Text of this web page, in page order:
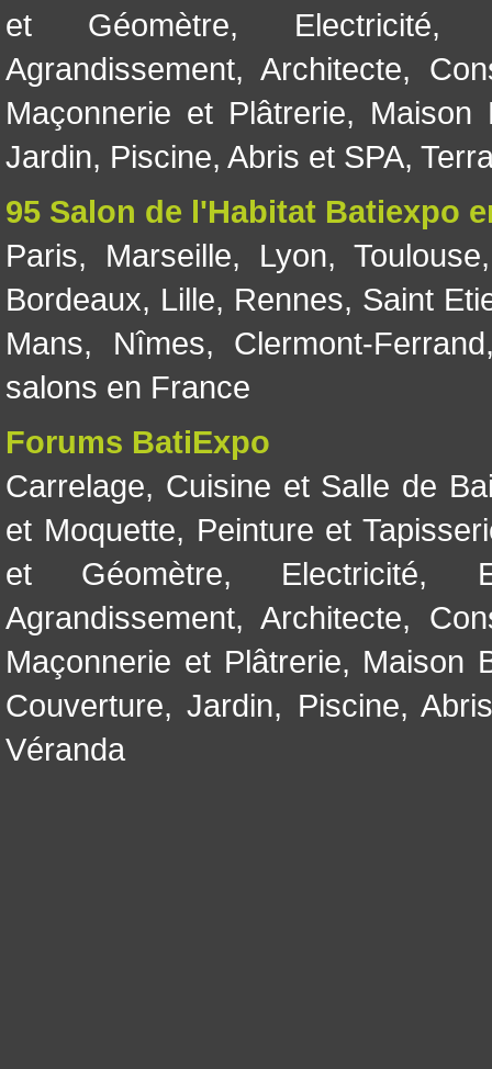
et Géomètre, Electricité
Agrandissement, Architecte,
Maçonnerie et Plâtrerie, Maison
Jardin, Piscine, Abris et SPA,
95 Salon de l'Habitat Batiexpo
Paris, Marseille, Lyon, Toulouse
Bordeaux, Lille, Rennes, Saint
Mans, Nîmes, Clermont-Ferrand
salons en France
Forums BatiExpo
Carrelage, Cuisine et Salle de
et Moquette, Peinture et
et Géomètre, Electricité,
Agrandissement, Architecte,
Maçonnerie et Plâtrerie, Maison
Couverture,Jardin, Piscine,
Véranda